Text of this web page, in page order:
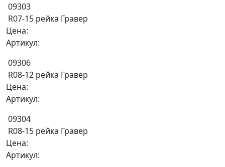
09303
R07-15 рейка Гравер
Цена:
Артикул:
09306
R08-12 рейка Гравер
Цена:
Артикул:
09304
R08-15 рейка Гравер
Цена:
Артикул: